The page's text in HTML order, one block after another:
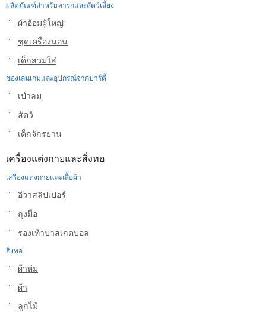
ผลิตภัณฑ์สำหรับทารกและสัตว์เลี้ยง
ผ้าอ้อมผู้ใหญ่
ชุดเครื่องนอน
เด็กสวมใส่
ของเล่นเกมและอุปกรณ์จากปาร์ตี้
เป่าลม
สัตว์
เด็กจักรยาน
เครื่องแต่งกายและสิ่งทอ
เครื่องแต่งกายและเสื้อผ้า
อีวาสลิปเปอร์
ถุงมือ
รองเท้าบาสเกตบอล
สิ่งทอ
ผ้าห่ม
ผ้า
ลูกไม้